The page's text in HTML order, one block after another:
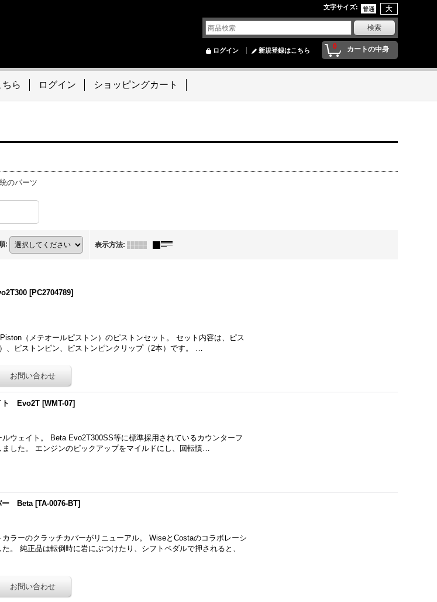
文字サイズ:
0 カートの中身
ログイン 新規登録はこちら
ら ログイン ショッピングカート
のパーツ
: 表示方法:
[PC2704789]
（メテオールピストン）のピストンセット。 セット内容は、ピス
、ピストンピン、ピストンピンクリップ（2本）です。 …
ト Evo2T [WMT-07]
ウェイト。 Beta Evo2T300SS等に標準採用されているカウンターフ
ました。 エンジンのピックアップをマイルドにし、回転慣…
ー Beta [TA-0076-BT]
ラーのクラッチカバーがリニューアル。 WiseとCostaのコラボレーシ
。 純正品は転倒時に岩にぶつけたり、シフトペダルで押されると、